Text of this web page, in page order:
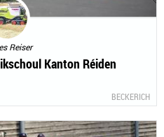
Reiser
Kanton Réiden
BECKERICH